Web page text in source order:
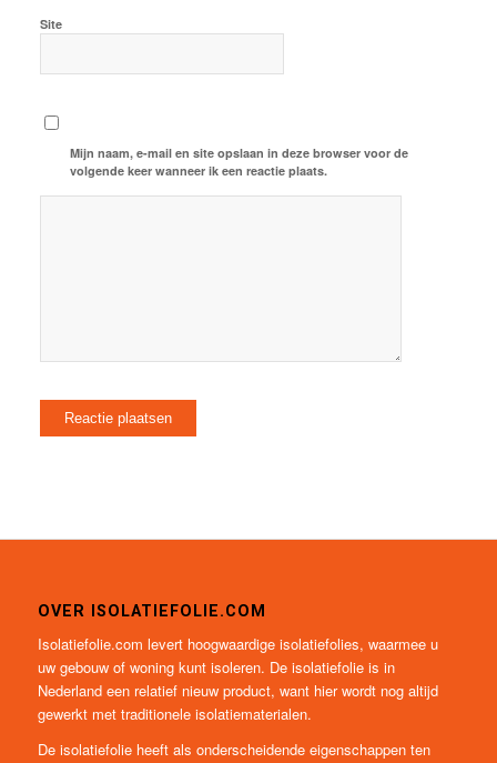
Site
Mijn naam, e-mail en site opslaan in deze browser voor de
volgende keer wanneer ik een reactie plaats.
OVER ISOLATIEFOLIE.COM
Isolatiefolie.com levert hoogwaardige isolatiefolies, waarmee u
uw gebouw of woning kunt isoleren. De isolatiefolie is in
Nederland een relatief nieuw product, want hier wordt nog altijd
gewerkt met traditionele isolatiematerialen.
De isolatiefolie heeft als onderscheidende eigenschappen ten